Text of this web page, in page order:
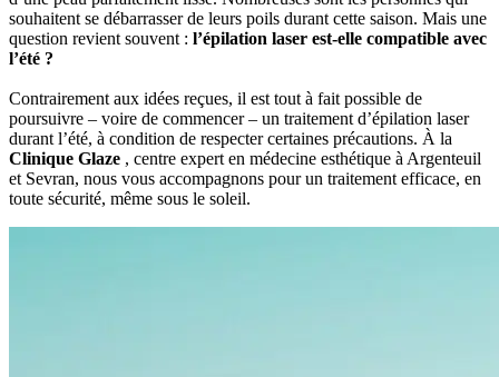
souhaitent se débarrasser de leurs poils durant cette saison. Mais une
question revient souvent : l’épilation laser est-elle compatible avec
l’été ?
Contrairement aux idées reçues, il est tout à fait possible de
poursuivre – voire de commencer – un traitement d’épilation laser
durant l’été, à condition de respecter certaines précautions. À la
Clinique Glaze , centre expert en médecine esthétique à Argenteuil
et Sevran, nous vous accompagnons pour un traitement efficace, en
toute sécurité, même sous le soleil.